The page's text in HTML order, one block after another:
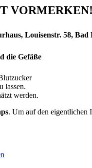
VORMERKEN!
Louisenstr. 58,
die Gefäße
lassen.
werden.
. Um auf den eigentlichen